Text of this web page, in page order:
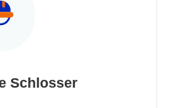
Schlosser